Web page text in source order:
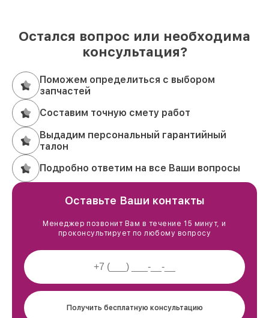
Остался вопрос или необходима
консультация?
Поможем определиться с выбором
запчастей
Составим точную смету работ
Выдадим персональный гарантийный
талон
Подробно ответим на все Ваши вопросы
Оставьте Ваши контакты
Менеджер позвонит Вам в течение 15 минут, и
проконсультирует по любому вопросу
Получить бесплатную консультацию